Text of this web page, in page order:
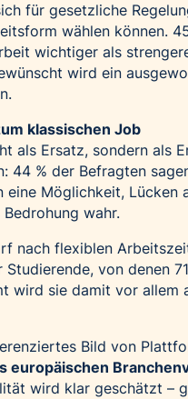
für gesetzliche
wählen können.
wichtiger als
wird ein
klassischen Job
als Ersatz, sondern als
44 % der Befragten
eine Möglichkeit, Lücken
wahr.
nach flexiblen
von denen
wird sie damit vor allem
Bild von
europäischen
wird klar geschätzt –